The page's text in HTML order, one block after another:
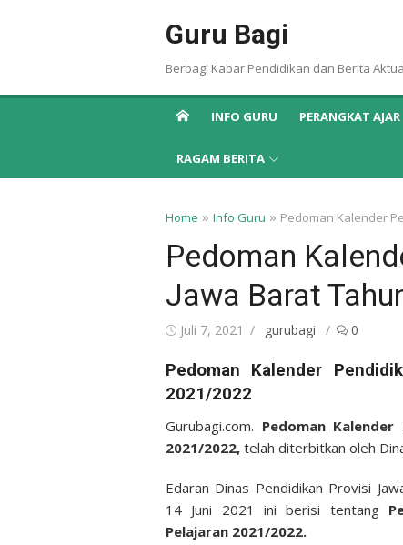
Guru Bagi
Berbagi Kabar Pendidikan dan Berita
INFO GURU PERANGKAT AJAR
RAGAM BERITA
Home » Info Guru » Pedoman Kalender
Pedoman
Jawa Barat
Posted
Juli 7, 2021 Author
gurubagi 0
Pedoman Kalender
2021/2022
Gurubagi.com. Pedoman
2021/2022, telah diterbitkan oleh
Edaran Dinas Pendidikan Provisi
14 Juni 2021 ini berisi tentang
Pelajaran 2021/2022.